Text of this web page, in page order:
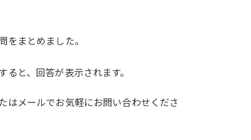
をまとめました。
と、回答が表示されます。
はメールでお気軽にお問い合わせくださ